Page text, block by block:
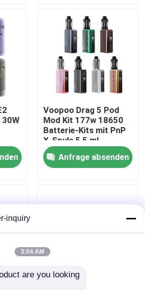
Vapes
30W
Voopoo Drag 5 Pod
Mod Kit 177w 18650
Batterie-Kits mit PnP
X-Spule 5,5 ml
Anfrage absenden
inquiry
3:04 AM
are you looking